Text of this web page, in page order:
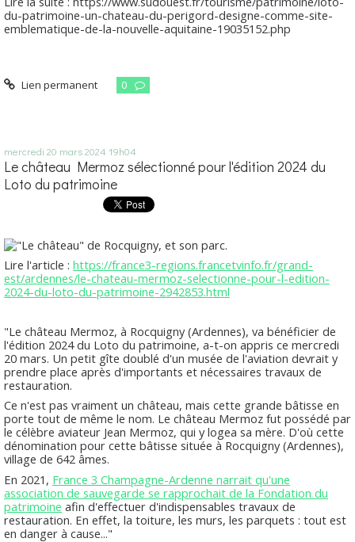
du-patrimoine-un-chateau-du-perigord-designe-comme-site-
emblematique-de-la-nouvelle-aquitaine-19035152.php
Lien permanent 0
mercredi 20 mars 2024 19h04
Le château Mermoz sélectionné pour l'édition 2024 du
Loto du patrimoine
Lire l'article : https://france3-regions.francetvinfo.fr/grand-
est/ardennes/le-chateau-mermoz-selectionne-pour-l-edition-
2024-du-loto-du-patrimoine-2942853.html
"Le château Mermoz, à Rocquigny (Ardennes), va bénéficier de
l'édition 2024 du Loto du patrimoine, a-t-on appris ce mercredi
20 mars. Un petit gîte doublé d'un musée de l'aviation devrait y
prendre place après d'importants et nécessaires travaux de
restauration.
Ce n'est pas vraiment un château, mais cette grande bâtisse en
porte tout de même le nom. Le château Mermoz fut possédé par
le célèbre aviateur Jean Mermoz, qui y logea sa mère. D'où cette
dénomination pour cette bâtisse située à Rocquigny (Ardennes),
village de 642 âmes.
En 2021, France 3 Champagne-Ardenne narrait qu'une
association de sauvegarde se rapprochait de la Fondation du
patrimoine afin d'effectuer d'indispensables travaux de
restauration. En effet, la toiture, les murs, les parquets : tout est
en danger à cause..."